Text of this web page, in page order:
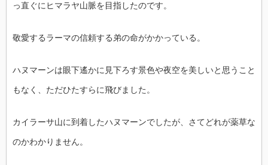
っ直ぐにヒマラヤ山脈を目指したのです。
敬愛するラーマの信頼する弟の命がかかっている。
ハヌマーンは眼下遙かに見下ろす景色や夜空を美しいと思うこと
もなく、ただひたすらに飛びました。
カイラーサ山に到着したハヌマーンでしたが、さてどれが薬草な
のかわかりません。